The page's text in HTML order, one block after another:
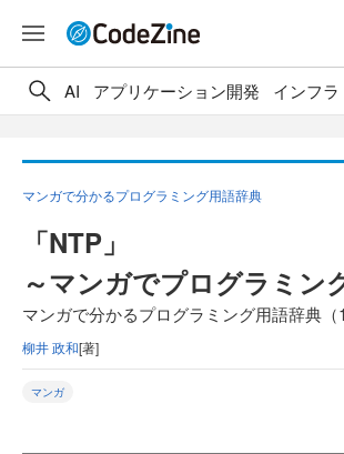
AI アプリケーション開発 インフラ
マンガで分かるプログラミング用語辞典
「NTP」
～マンガでプログラミン
マンガで分かるプログラミング用語辞典（
柳井 政和[著]
マンガ